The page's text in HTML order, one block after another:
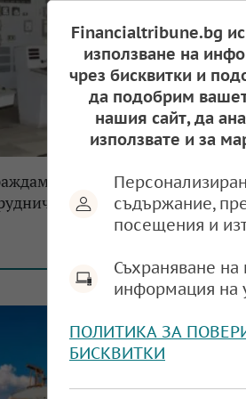
7 и 8 блок на АЕЦ
на САЩ
Financialtribune.bg
използване на
чрез бисквитки и
да подобрим
нашия сайт, да
използвате и за
съдържание,
посещения и
Съхраняване
информация на
ПОЛИТИКА ЗА
БИСКВИТКИ